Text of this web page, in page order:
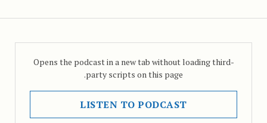
Opens the podcast in a new tab without loading third-
party scripts on this page.
LISTEN TO PODCAST